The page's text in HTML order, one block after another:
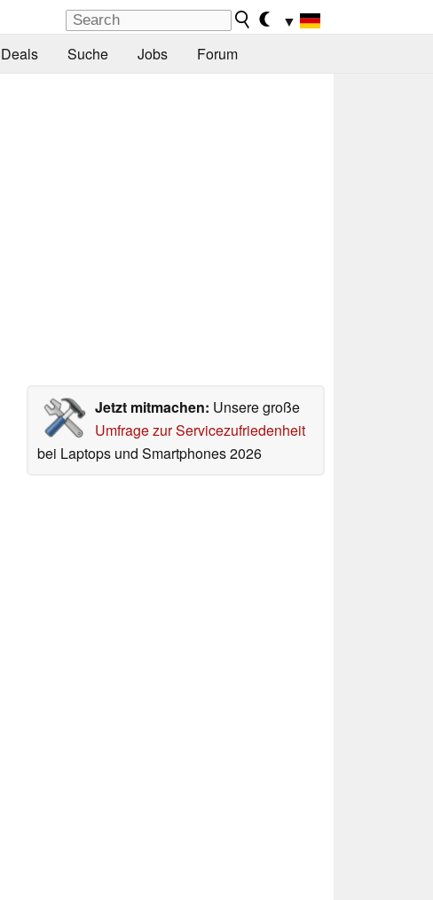
▼
Deals Suche Jobs Forum
Jetzt mitmachen: Unsere große
Umfrage zur Servicezufriedenheit
bei Laptops und Smartphones 2026